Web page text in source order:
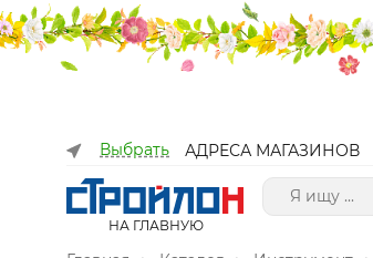
Выбрать АДРЕСА МАГАЗИНОВ
НА ГЛАВНУЮ